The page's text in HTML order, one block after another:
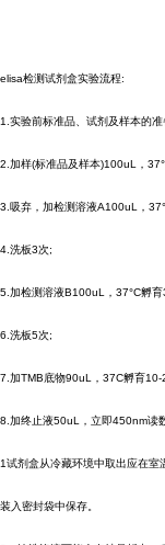
elisa检测试剂盒实验流程:
1.实验前标准品、试剂及样本的准
2.加样(标准品及样本)100uL，
3.吸弃，加检测溶液A100uL，
4.洗板3次;
5.加检测溶液B100uL，37°C孵育
6.洗板5次;
7.加TMB底物90uL，37C孵育10-
8.加终止液50uL，立即450nm读
1试剂盒从冷藏环境中取出应在
装入密封袋中保存。